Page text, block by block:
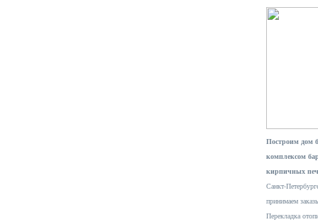
Построим дом
комплексом
кирпичных
Санкт-
принимаем
Перекладка